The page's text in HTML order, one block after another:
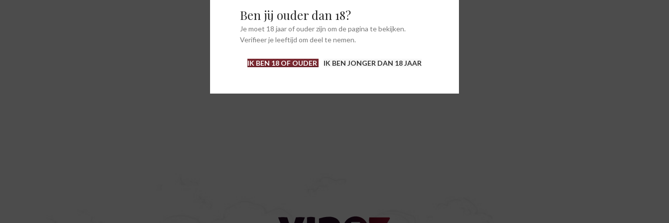
Ben jij ouder dan 18?
Je moet 18 jaar of ouder zijn om de pagina te bekijken.
Verifieer je leeftijd om deel te nemen.
IK BEN 18 OF OUDER IK BEN JONGER DAN 18 JAAR